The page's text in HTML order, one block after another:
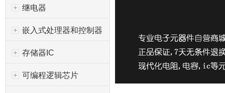
继电器
嵌入式处理器和控制器
存储器IC
可编程逻辑芯片